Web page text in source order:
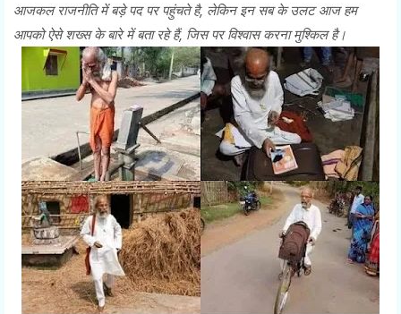
आजकल राजनीति में बड़े पद पर पहुंचते है, लेकिन इन सब के उलट आज हम
आपको ऐसे शख्स के बारे में बता रहे हैं, जिस पर विश्वास करना मुश्किल है।